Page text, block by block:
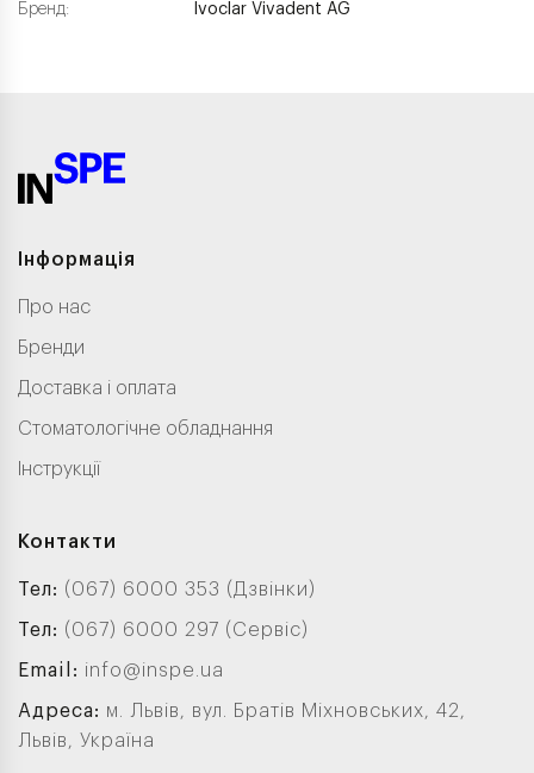
Бренд: Ivoclar Vivadent AG
Інформація
Про нас
Бренди
Доставка і оплата
Стоматологічне обладнання
Інструкції
Контакти
Тел: (067) 6000 353 (Дзвінки)
Тел: (067) 6000 297 (Сервіс)
Email: info@inspe.ua
Адреса: м. Львів, вул. Братів Міхновських, 42,
Львів, Україна